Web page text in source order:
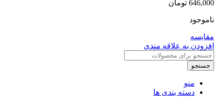
646,000 تومان
ناموجود
مقایسه
افزودن به علاقه مندی
جستجو
منو
دسته بندی ها